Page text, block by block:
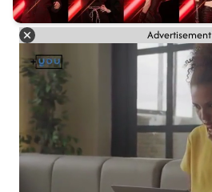
Advertisement